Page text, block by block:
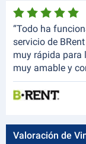
“Todo ha
servicio de
muy rápida para
muy amable y
Valoración de